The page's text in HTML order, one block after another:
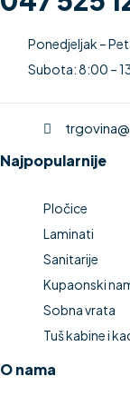
Ponedjeljak –
Subota: 8:00 –
Najpopularnije
Pločice
Laminati
Sanitarije
Kupaonski
Sobna vrata
Tuš kabine i
O nama